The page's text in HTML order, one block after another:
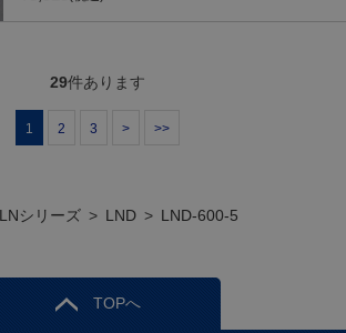
29件あります
1 2 3 > >>
LNシリーズ > LND > LND-600-5
TOPへ